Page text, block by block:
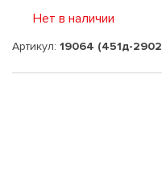
Нет в наличии
Артикул: 19064 (451д-2902430)